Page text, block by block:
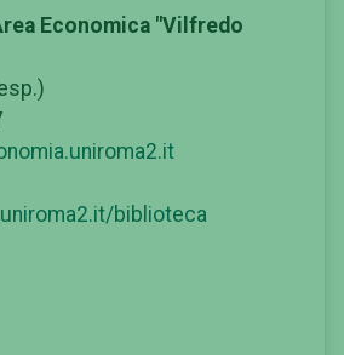
Economica "Vilfredo
biblioteca